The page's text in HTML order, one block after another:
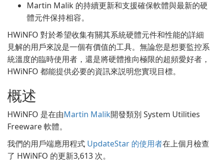
Martin Malik 的持續更新和支援確保軟體與最新的硬
體元件保持相容。
HWiNFO 對於希望收集有關其系統硬體元件和性能的詳細
見解的用戶來說是一個有價值的工具。無論您是想要監控系
統溫度的臨時使用者，還是將硬體推向極限的超頻愛好者，
HWiNFO 都能提供必要的資訊來説明您實現目標。
概述
HWiNFO 是在由Martin Malik開發類別 System Utilities
Freeware 軟體。
我們的用戶端應用程式 UpdateStar 的使用者在上個月檢查
了 HWiNFO 的更新3,613 次。